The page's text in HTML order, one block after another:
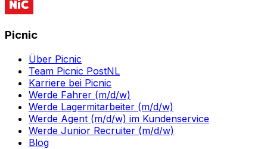
Picnic
Über Picnic
Team Picnic PostNL
Karriere bei Picnic
Werde Fahrer (m/d/w)
Werde Lagermitarbeiter (m/d/w)
Werde Agent (m/d/w) im Kundenservice
Werde Junior Recruiter (m/d/w)
Blog